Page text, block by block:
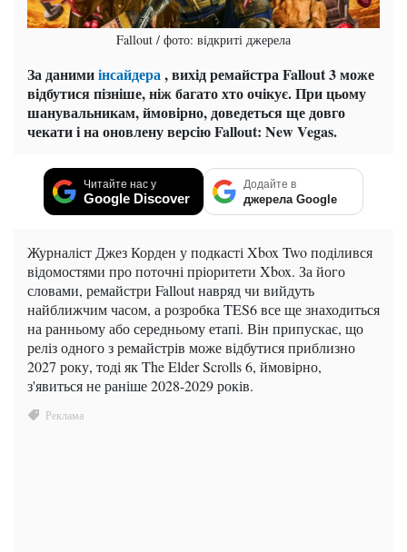
Fallout / фото: відкриті джерела
За данимиінсайдера, вихід ремайстра Fallout 3 може
відбутися пізніше, ніж багато хто очікує. При цьому
шанувальникам, ймовірно, доведеться ще довго
чекати і на оновлену версію Fallout: New Vegas.
Читайте нас у
Google Discover
Додайте в
джерела Google
Журналіст Джез Корден у подкасті Xbox Two поділився
відомостями про поточні пріоритети Xbox. За його
словами, ремайстри Fallout навряд чи вийдуть
найближчим часом, а розробка TES6 все ще знаходиться
на ранньому або середньому етапі. Він припускає, що
реліз одного з ремайстрів може відбутися приблизно
2027 року, тоді як The Elder Scrolls 6, ймовірно,
з'явиться не раніше 2028-2029 років.